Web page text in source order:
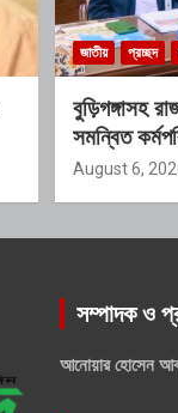
জাতীয় প্রচ্ছদ
বুড়িগঙ্গাসহ
সমন্বিত
গঠিত হচ্ছে
August 6,
সম্পাদক ও
আনোয়ার হোসেন